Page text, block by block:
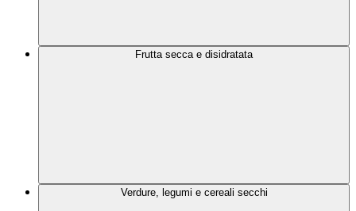
Frutta secca e disidratata
Verdure, legumi e cereali secchi